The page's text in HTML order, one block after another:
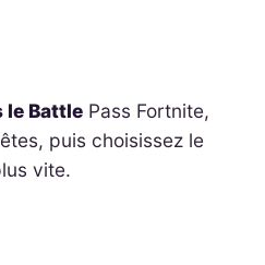
le BattlePass Fortnite,
puis choisissez le
vite.